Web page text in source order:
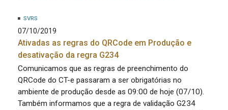
SVRS
07/10/2019
Ativadas as regras do QRCode em Produção e
desativação da regra G234
Comunicamos que as regras de preenchimento do
QRCode do CT-e passaram a ser obrigatórias no
ambiente de produção desde as 09:00 de hoje (07/10).
Também informamos que a regra de validação G234